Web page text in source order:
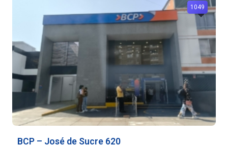
BCP – José de Sucre 620
1049